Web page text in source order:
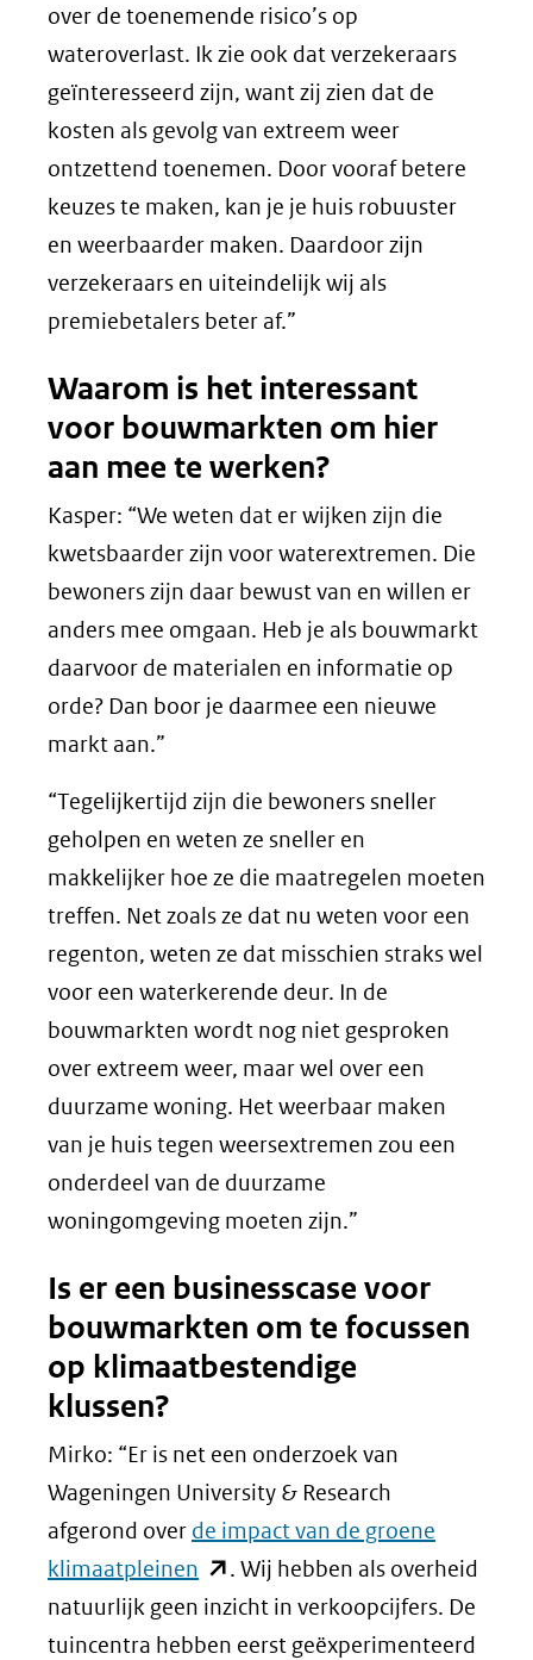
over de toenemende risico’s op
wateroverlast. Ik zie ook dat verzekeraars
geïnteresseerd zijn, want zij zien dat de
kosten als gevolg van extreem weer
ontzettend toenemen. Door vooraf betere
keuzes te maken, kan je je huis robuuster
en weerbaarder maken. Daardoor zijn
verzekeraars en uiteindelijk wij als
premiebetalers beter af.”
Waarom is het interessant
voor bouwmarkten om hier
aan mee te werken?
Kasper: “We weten dat er wijken zijn die
kwetsbaarder zijn voor waterextremen. Die
bewoners zijn daar bewust van en willen er
anders mee omgaan. Heb je als bouwmarkt
daarvoor de materialen en informatie op
orde? Dan boor je daarmee een nieuwe
markt aan.”
“Tegelijkertijd zijn die bewoners sneller
geholpen en weten ze sneller en
makkelijker hoe ze die maatregelen moeten
treffen. Net zoals ze dat nu weten voor een
regenton, weten ze dat misschien straks wel
voor een waterkerende deur. In de
bouwmarkten wordt nog niet gesproken
over extreem weer, maar wel over een
duurzame woning. Het weerbaar maken
van je huis tegen weersextremen zou een
onderdeel van de duurzame
woningomgeving moeten zijn.”
Is er een businesscase voor
bouwmarkten om te focussen
op klimaatbestendige
klussen?
Mirko: “Er is net een onderzoek van
Wageningen University & Research
afgerond over de impact van de groene
klimaatpleinen (opent
in
nieuw
. Wij hebben als overheid
natuurlijk geen inzicht in verkoopcijfers. De
tuincentra hebben eerst geëxperimenteerd